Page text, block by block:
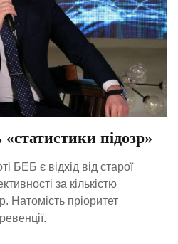
підозр»
БЕБ є відхід від старої
за кількістю
Натомість пріоритет